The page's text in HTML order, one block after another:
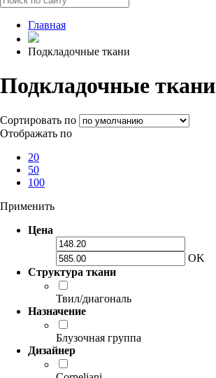
Главная
Подкладочные ткани
Подкладочные ткани
Сортировать по
Отображать по
20
50
100
Применить
Цена
OK
Структура ткани
Твил/диагональ
Назначение
Блузочная группа
Дизайнер